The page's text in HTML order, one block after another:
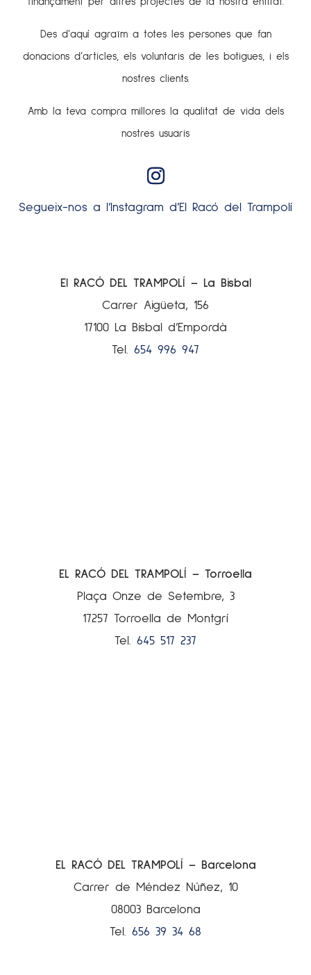
Des d’aquí agraïm a totes les persones que fan
donacions d’articles, els voluntaris de les botigues, i els
nostres clients.
Amb la teva compra millores la qualitat de vida dels
nostres usuaris
Segueix-nos a l’Instagram d’El Racó del Trampolí
El RACÓ DEL TRAMPOLÍ – La Bisbal
Carrer Aigüeta, 156
17100 La Bisbal d’Empordà
Tel. 654 996 947
EL RACÓ DEL TRAMPOLÍ – Torroella
Plaça Onze de Setembre, 3
17257 Torroella de Montgrí
Tel. 645 517 237
EL RACÓ DEL TRAMPOLÍ – Barcelona
Carrer de Méndez Núñez, 10
08003 Barcelona
Tel. 656 39 34 68